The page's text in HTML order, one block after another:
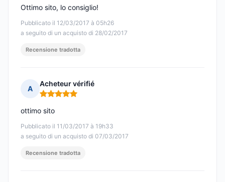
Pubblicato il 12/03/2017 à 05h26
a seguito di un acquisto di 28/02/2017
Ottimo sito, lo consiglio!
Recensione tradotta
A
Acheteur vérifié
Nota: 5 su 5
Pubblicato il 11/03/2017 à 19h33
a seguito di un acquisto di 07/03/2017
ottimo sito
Recensione tradotta